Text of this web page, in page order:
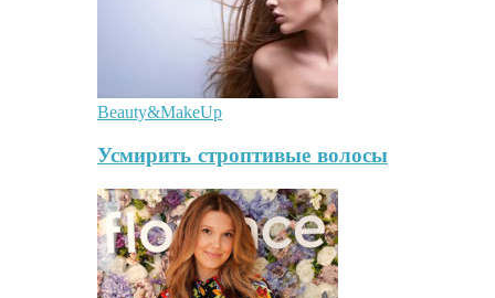
Beauty&MakeUp
Усмирить строптивые волосы